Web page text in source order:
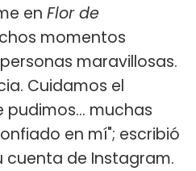
en Flor de
momentos
maravillosas.
Cuidamos el
pudimos… muchas
en mí"; escribió
de Instagram.